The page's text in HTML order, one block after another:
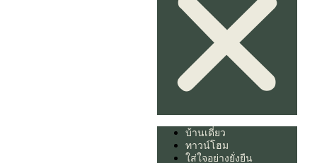
บ้านเดี่ยว
ทาวน์โฮม
ใส่ใจอย่างยั่งยืน